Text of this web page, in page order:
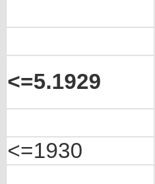
<=5.1929
<=1930